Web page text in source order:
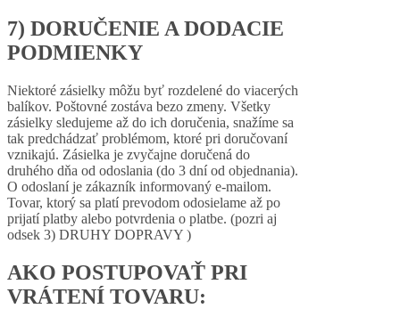
7) DORUČENIE A DODACIE
PODMIENKY
Niektoré zásielky môžu byť rozdelené do viacerých
balíkov. Poštovné zostáva bezo zmeny. Všetky
zásielky sledujeme až do ich doručenia, snažíme sa
tak predchádzať problémom, ktoré pri doručovaní
vznikajú. Zásielka je zvyčajne doručená do
druhého dňa od odoslania (do 3 dní od objednania).
O odoslaní je zákazník informovaný e-mailom.
Tovar, ktorý sa platí prevodom odosielame až po
prijatí platby alebo potvrdenia o platbe. (pozri aj
odsek 3) DRUHY DOPRAVY )
AKO POSTUPOVAŤ PRI
VRÁTENÍ TOVARU: